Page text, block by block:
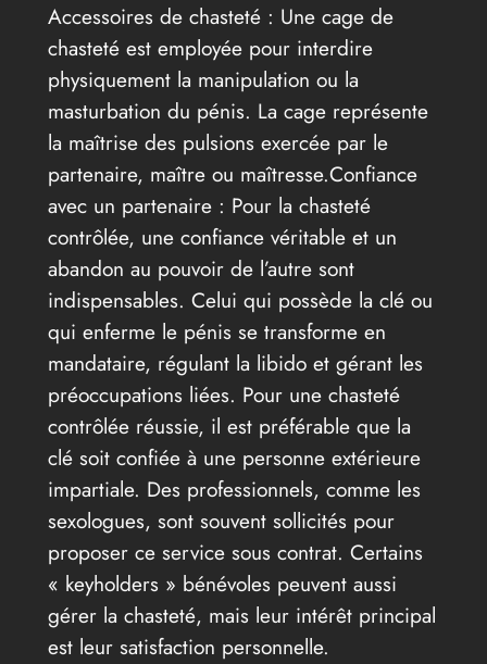
Accessoires de chasteté : Une cage de
chasteté est employée pour interdire
physiquement la manipulation ou la
masturbation du pénis. La cage représente
la maîtrise des pulsions exercée par le
partenaire, maître ou maîtresse.Confiance
avec un partenaire : Pour la chasteté
contrôlée, une confiance véritable et un
abandon au pouvoir de l’autre sont
indispensables. Celui qui possède la clé ou
qui enferme le pénis se transforme en
mandataire, régulant la libido et gérant les
préoccupations liées. Pour une chasteté
contrôlée réussie, il est préférable que la
clé soit confiée à une personne extérieure
impartiale. Des professionnels, comme les
sexologues, sont souvent sollicités pour
proposer ce service sous contrat. Certains
« keyholders » bénévoles peuvent aussi
gérer la chasteté, mais leur intérêt principal
est leur satisfaction personnelle.